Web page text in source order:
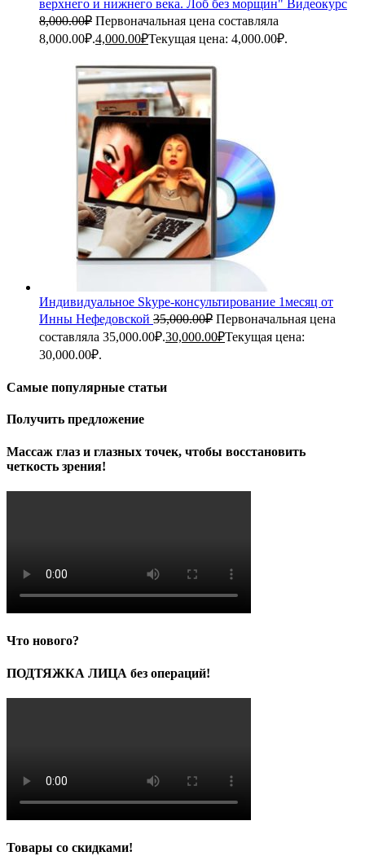
верхнего и нижнего века. Лоб без морщин" Видеокурс
8,000.00₽ Первоначальная цена составляла
8,000.00₽.4,000.00₽Текущая цена: 4,000.00₽.
Индивидуальное Skype-консультирование 1месяц от
Инны Нефедовской 35,000.00₽ Первоначальная цена
составляла 35,000.00₽.30,000.00₽Текущая цена:
30,000.00₽.
Самые популярные статьи
Получить предложение
Массаж глаз и глазных точек, чтобы восстановить
четкость зрения!
Что нового?
ПОДТЯЖКА ЛИЦА без операций!
Товары со скидками!